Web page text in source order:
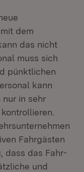
dem
das nicht
muss sich
pünktlichen
kann
in sehr
Fahrgästen
dass das Fahr-
und